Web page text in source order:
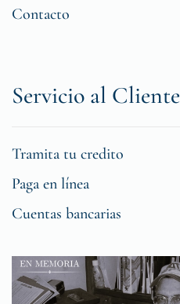
Contacto
Servicio al Cliente
Tramita tu credito
Paga en línea
Cuentas bancarias